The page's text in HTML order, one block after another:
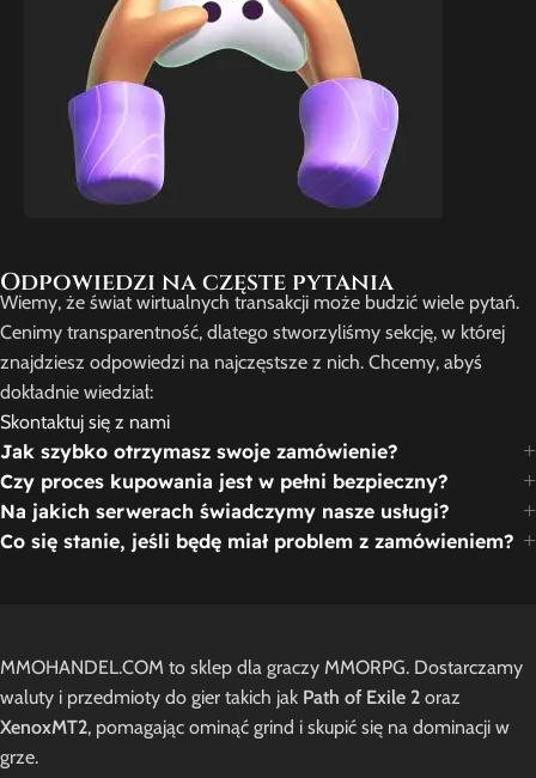
Oferty z Gier
Specjalne oferty dostępne dla Ciebie i
Twoich znajomych.
Odpowiedzi na częste pytania
Wiemy, że świat wirtualnych transakcji może budzić wiele pytań.
Cenimy transparentność, dlatego stworzyliśmy sekcję, w której
znajdziesz odpowiedzi na najczęstsze z nich. Chcemy, abyś
dokładnie wiedział:
Skontaktuj się z nami
Jak szybko otrzymasz swoje zamówienie?
Czy proces kupowania jest w pełni bezpieczny?
Na jakich serwerach świadczymy nasze usługi?
Co się stanie, jeśli będę miał problem z zamówieniem?
MMOHANDEL.COM to sklep dla graczy MMORPG. Dostarczamy
waluty i przedmioty do gier takich jak Path of Exile 2 oraz
XenoxMT2, pomagając ominąć grind i skupić się na dominacji w
grze.